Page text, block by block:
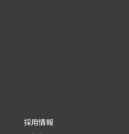
採用情報